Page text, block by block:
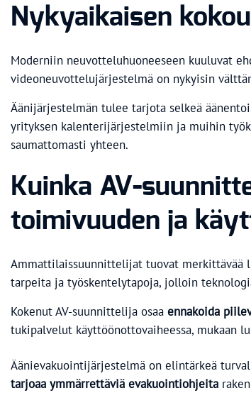
Nykyaikaisen
Moderniin neuvotteluhuoneeseen kuuluvat
videoneuvottelujärjestelmä on nykyisin
Äänijärjestelmän tulee tarjota selkeä
yrityksen kalenterijärjestelmiin ja muihin
saumattomasti yhteen.
Kuinka AV-
toimivuuden ja
Ammattilaissuunnittelijat tuovat merkittävää
tarpeita ja työskentelytapoja, jolloin
Kokenut AV-suunnittelija osaa ennakoida
tukipalvelut käyttöönottovaiheessa, mukaan
Äänievakuointijärjestelmä on elintärkeä
tarjoaa ymmärrettäviä evakuointiohjeita